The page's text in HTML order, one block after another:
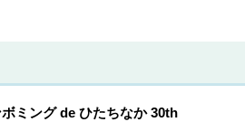
ボミング de ひたちなか 30th